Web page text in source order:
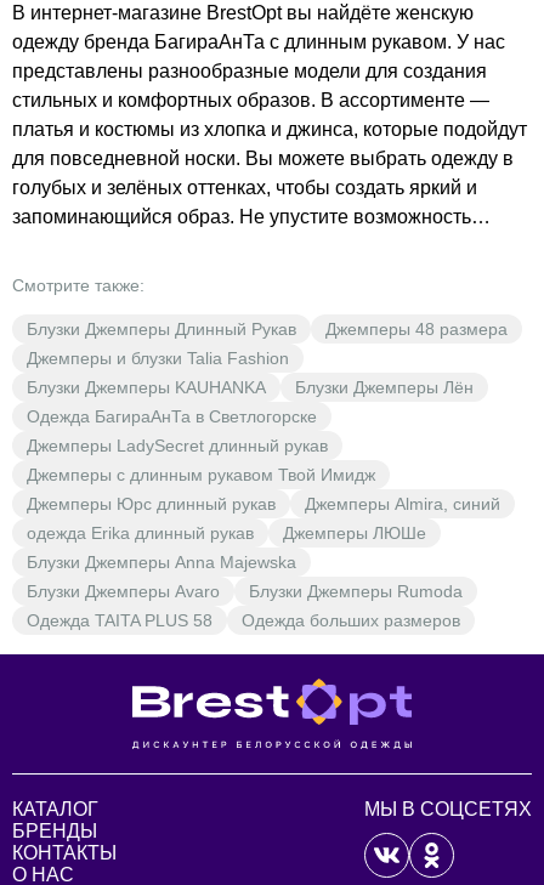
В интернет-магазине BrestOpt вы найдёте женскую
одежду бренда БагираАнТа с длинным рукавом. У нас
представлены разнообразные модели для создания
стильных и комфортных образов. В ассортименте —
платья и костюмы из хлопка и джинса, которые подойдут
для повседневной носки. Вы можете выбрать одежду в
голубых и зелёных оттенках, чтобы создать яркий и
запоминающийся образ. Не упустите возможность
BrestOpt!
Смотрите также:
Блузки Джемперы Длинный Рукав
Джемперы 48 размера
Джемперы и блузки Talia Fashion
Блузки Джемперы KAUHANKA
Блузки Джемперы Лён
Одежда БагираАнТа в Светлогорске
Джемперы LadySecret длинный рукав
Джемперы с длинным рукавом Твой Имидж
Джемперы Юрс длинный рукав
Джемперы Almira, синий
одежда Erika длинный рукав
Джемперы ЛЮШе
Блузки Джемперы Anna Majewska
Блузки Джемперы Avaro
Блузки Джемперы Rumoda
Одежда TAITA PLUS 58
Одежда больших размеров
КАТАЛОГ
БРЕНДЫ
КОНТАКТЫ
О НАС
МЫ В СОЦСЕТЯХ